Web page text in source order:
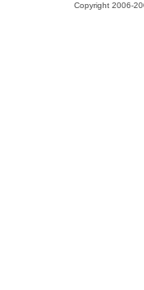
Copyright 2006-